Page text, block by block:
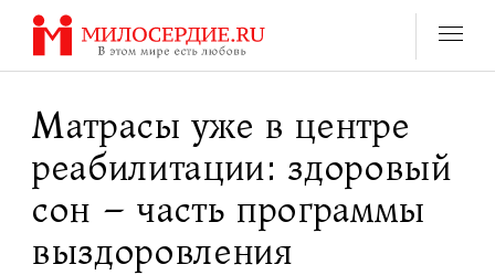
Перейти
содержанию
Матрасы уже в центре
реабилитации: здоровый
сон – часть программы
выздоровления